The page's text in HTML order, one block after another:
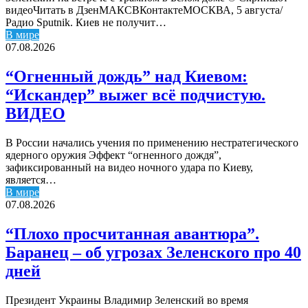
видеоЧитать в ДзенМАКСВКонтактеМОСКВА, 5 августа/
Радио Sputnik. Киев не получит…
В мире
07.08.2026
“Огненный дождь” над Киевом:
“Искандер” выжег всё подчистую.
ВИДЕО
В России начались учения по применению нестратегического
ядерного оружия Эффект “огненного дождя”,
зафиксированный на видео ночного удара по Киеву,
является…
В мире
07.08.2026
“Плохо просчитанная авантюра”.
Баранец – об угрозах Зеленского про 40
дней
Президент Украины Владимир Зеленский во время